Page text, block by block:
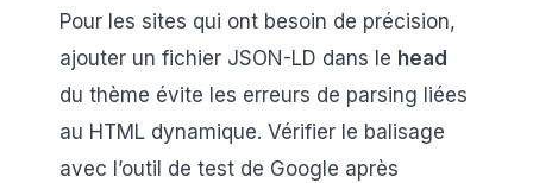
Pour les sites qui ont besoin de précision,
ajouter un fichier JSON-LD dans le head
du thème évite les erreurs de parsing liées
au HTML dynamique. Vérifier le balisage
avec l’outil de test de Google après